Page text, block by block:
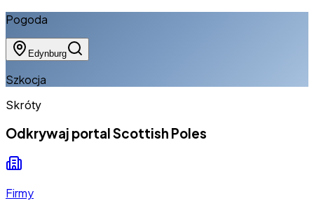
Pogoda
Edynburg
Szkocja
Skróty
Odkrywaj portal Scottish Poles
Firmy